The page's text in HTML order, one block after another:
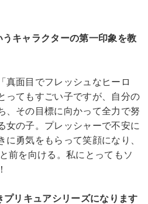
キャラクターの第一印象を教
真面目でフレッシュなヒーロ
ってもすごい子ですが、自分の
、その目標に向かって全力で努
女の子。プレッシャーで不安に
に勇気をもらって笑顔になり、
前を向ける。私にとってもソ
リキュアシリーズになります